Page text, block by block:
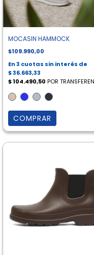
MOCASIN HAMMOCK
$109.990,00
COMPRAR